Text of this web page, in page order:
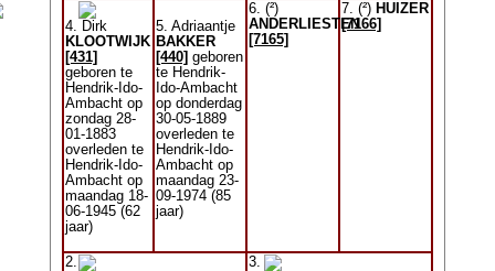
4. Dirk
KLOOTWIJK
[431]
geboren te
Hendrik-Ido-
Ambacht op
zondag 28-
01-1883
overleden te
Hendrik-Ido-
Ambacht op
maandag 18-
06-1945 (62
jaar)
5. Adriaantje
BAKKER
[440] geboren
te Hendrik-
Ido-Ambacht
op donderdag
30-05-1889
overleden te
Hendrik-Ido-
Ambacht op
maandag 23-
09-1974 (85
jaar)
6. (²)
ANDERLIESTEN
[7165]
7. (²) HUIZER
[7166]
2.
3.